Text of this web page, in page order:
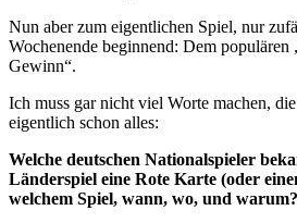
Nun aber zum eigentlichen Spiel, nur
Wochenende beginnend: Dem populären
Gewinn“.
Ich muss gar nicht viel Worte machen,
eigentlich schon alles:
Welche deutschen Nationalspieler
Länderspiel eine Rote Karte (oder
welchem Spiel, wann, wo, und warum?